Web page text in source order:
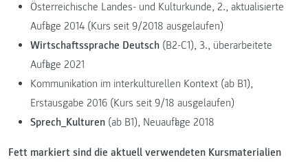
Österreichische Landes- und Kulturkunde, 2., aktualisierte
Auflage 2014 (Kurs seit 9/2018 ausgelaufen)
Wirtschaftssprache Deutsch (B2-C1), 3., überarbeitete
Auflage 2021
Kommunikation im interkulturellen Kontext (ab B1),
Erstausgabe 2016 (Kurs seit 9/18 ausgelaufen)
Sprech_Kulturen (ab B1), Neuauflage 2018
Fett markiert sind die aktuell verwendeten Kursmaterialien